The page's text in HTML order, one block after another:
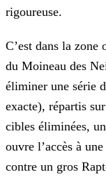
rigoureuse.
C’est dans la
du Moineau des
éliminer une série
exacte), répartis
cibles éliminées,
ouvre l’accès à
contre un gros